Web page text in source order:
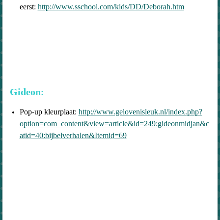
eerst: http://www.sschool.com/kids/DD/Deborah.htm
Gideon:
Pop-up kleurplaat: http://www.gelovenisleuk.nl/index.php?
option=com_content&view=article&id=249:gideonmidjan&c
atid=40:bijbelverhalen&Itemid=69